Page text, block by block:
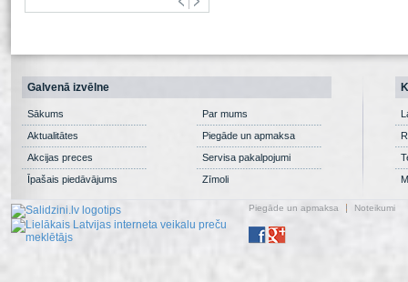
Galvenā izvēlne
Sākums
Aktualitātes
Akcijas preces
Īpašais piedāvājums
Par mums
Piegāde un apmaksa
Servisa pakalpojumi
Zīmoli
Piegāde un apmaksa Noteikumi